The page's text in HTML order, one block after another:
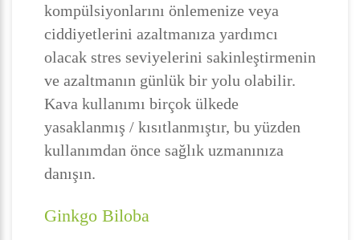
kompülsiyonlarını önlemenize veya
ciddiyetlerini azaltmanıza yardımcı
olacak stres seviyelerini sakinleştirmenin
ve azaltmanın günlük bir yolu olabilir.
Kava kullanımı birçok ülkede
yasaklanmış / kısıtlanmıştır, bu yüzden
kullanımdan önce sağlık uzmanınıza
danışın.
Ginkgo Biloba